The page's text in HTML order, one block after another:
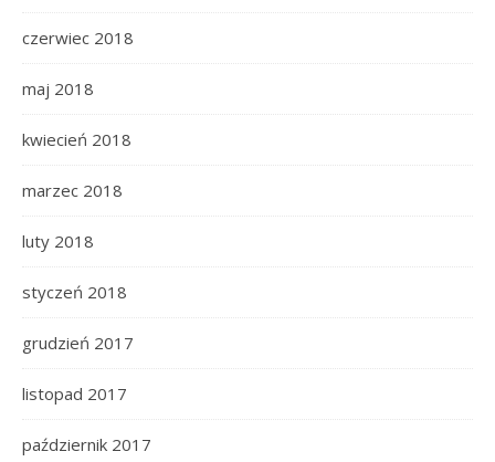
czerwiec 2018
maj 2018
kwiecień 2018
marzec 2018
luty 2018
styczeń 2018
grudzień 2017
listopad 2017
październik 2017